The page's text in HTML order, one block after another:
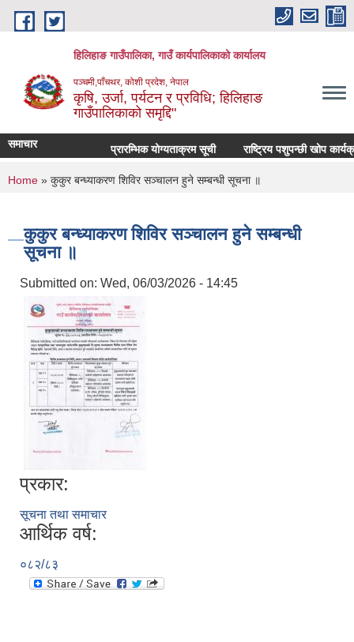
Skip to main content
हिलिहाङ गाउँपालिका, गाउँ कार्यपालिकाको कार्यालय
पञ्चमी,पाँचथर, कोशी प्रदेश, नेपाल
कृषि, उर्जा, पर्यटन र प्रविधि; हिलिहाङ
गाउँपालिकाको समृद्दि"
समाचार प्रारम्भिक योग्यताक्रम सूची राष्ट्रिय पशुपन्छी खोप
You are here
Home » कुकुर बन्ध्याकरण शिविर सञ्चालन हुने सम्बन्धी सूचना ॥
कुकुर बन्ध्याकरण शिविर सञ्चालन हुने सम्बन्धी
सूचना ॥
Submitted on: Wed, 06/03/2026 - 14:45
प्रकार:
सूचना तथा समाचार
आर्थिक वर्ष:
०८२/८३